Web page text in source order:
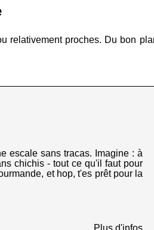
relativement proches. Du bon
escale sans tracas. Imagine : à
chichis - tout ce qu'il faut pour
et hop, t'es prêt pour la
Plus d'infos